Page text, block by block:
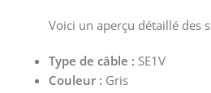
Voici un aperçu détaillé des
Type de câble : SE1V
Couleur : Gris